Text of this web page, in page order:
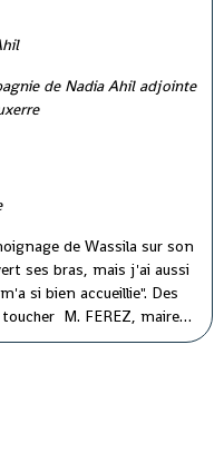
de Nadia Ahil adjointe
de Wassila sur son
ses bras, mais j'ai aussi
si bien accueillie". Des
M. FEREZ, maire
adjoint au maire (à